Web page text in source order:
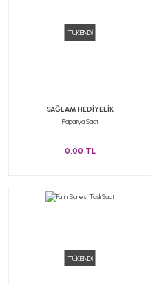
TÜKENDİ
SAĞLAM HEDİYELİK
Papatya Saat
0,00 TL
TÜKENDİ